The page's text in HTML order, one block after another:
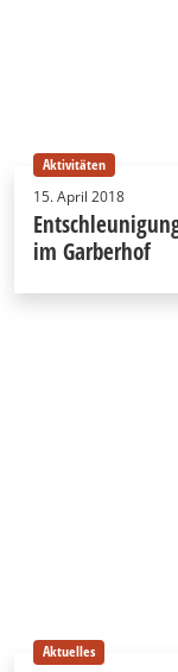
Aktivitäten
15. April 2018
im Garberhof
Aktuelles